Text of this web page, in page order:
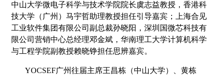
中山大学微电子科学与技术学院院长虞志益教授，香港科
技大学（广州）马宇哲助理教授担任引导嘉宾；上海合见
工业软件集团有限公司副总裁孙晓阳，深圳国微芯科技有
限公司营销中心总经理邓金斌，华南理工大学计算机科学
与工程学院副教授赖晓铮担任思辨嘉宾。
YOCSEF广州往届主席王昌栋（中山大学）、黄栋